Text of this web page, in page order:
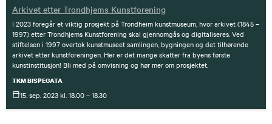
Arkivet etter Trondhjems Kunstforening
I 2023 foregår et viktig prosjekt på Trondheim kunstmuseum, hvor arkivet (1845 –
1997) etter Trondhjems Kunstforening skal gjennomgås og digitaliseres. Ved
stiftelsen i 1997 overtok kunstmuseet samlingen, bygningen og det tilhørende
arkivet etter kunstforeningen. Her er det mange skatter fra byens første
kunstinstitusjon! Bli med på omvisning og hør mer om prosjektet.
TKM BISPEGATA
15. sep. 2023kl. 18.00 – 18.30